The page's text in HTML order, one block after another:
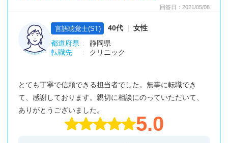
回答日：2021/05/08
言語聴覚士(ST) 40代
女性
都道府県
静岡県
転職先
クリニック
とても丁寧で信頼できる担当者でした。無事に転職でき
て、感謝しております。親切に相談にのっていただいて、
ありがとうございました。
5.0